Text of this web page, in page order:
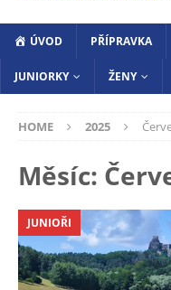
ÚVOD PŘÍPRAVKA
JUNIORKY ŽENY
HOME 2025
Měsíc:
JUNIOŘI